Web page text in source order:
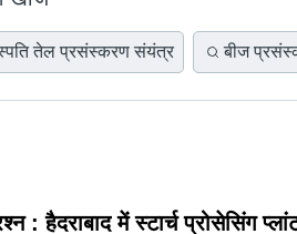
तेल प्रसंस्करण संयंत्र बीज
:हैदराबाद में स्टार्च प्रोसेसिंग